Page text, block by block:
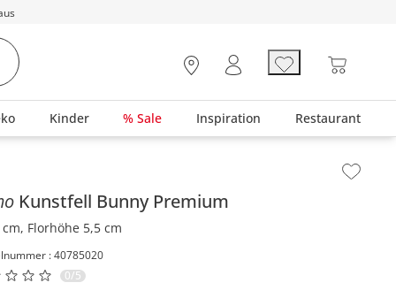
Kinder % Sale Inspiration Restaurant
Kunstfell Bunny Premium
Florhöhe 5,5 cm
: 40785020
0/5